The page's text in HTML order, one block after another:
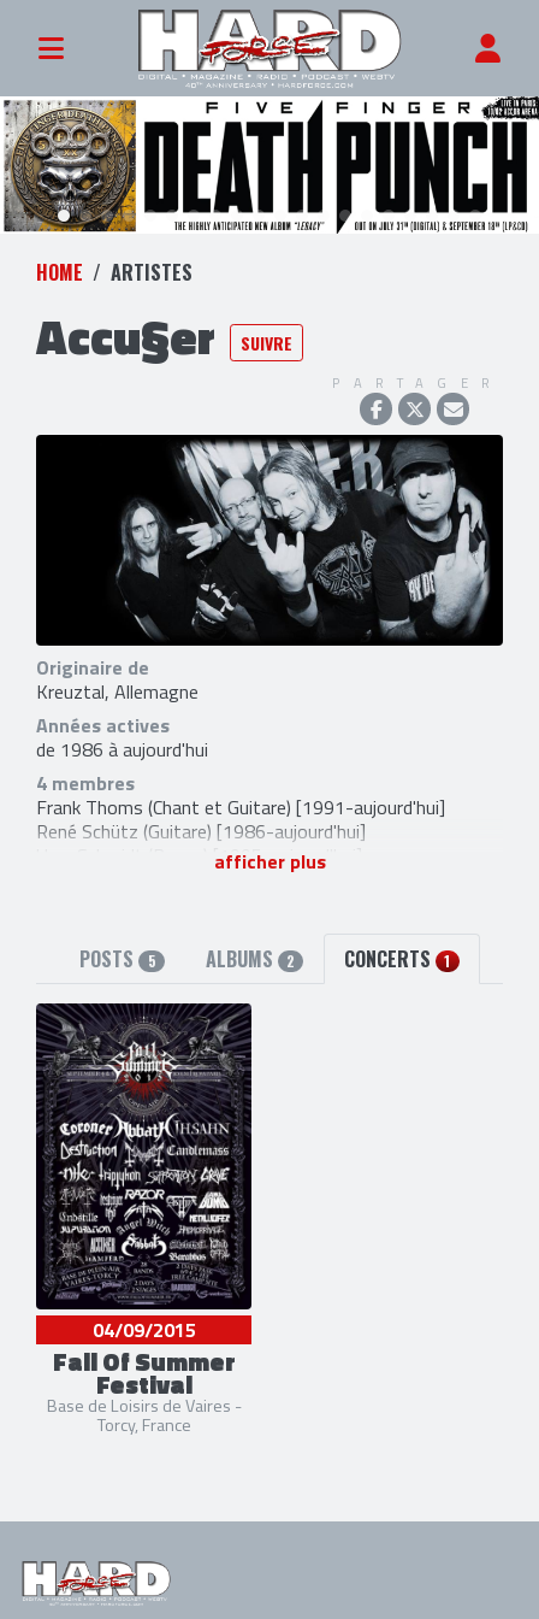
HOME ARTISTES
Accu§er SUIVRE
PARTAGER
Originaire de
Kreuztal, Allemagne
Années actives
de 1986 à aujourd'hui
4 membres
Frank Thoms (Chant et Guitare) [1991-aujourd'hui]
René Schütz (Guitare) [1986-aujourd'hui]
(Basse) [1995-aujourd'hui]
(Batterie) [1995-aujourd'hui]
Eberhard Weyel(Chant et Basse) [1986-1991]
Milan Peschel(Guitare) [1991-1992]
Volker Borchert(Batterie) [1986-1995]
afficher plus
POSTS 5 ALBUMS 2 CONCERTS 1
04/09/2015
Fall Of Summer
Festival
Base de Loisirs de Vaires -
Torcy, France